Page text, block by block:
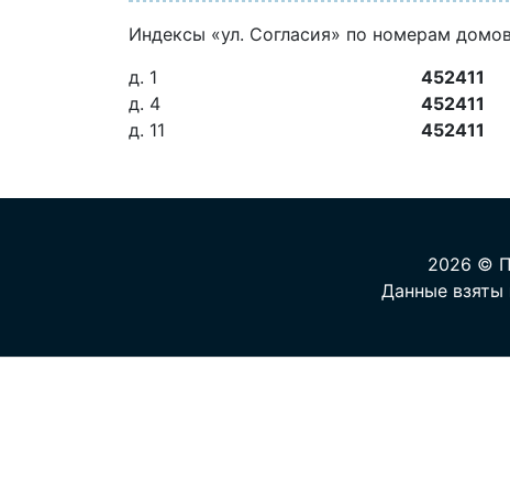
Индексы «ул. Согласия» по номерам
д. 1
452411
д. 4
452411
д. 11
452411
2026 ©
Данные взяты